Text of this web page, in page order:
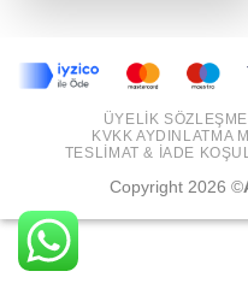
ÜYELIK
KVKK AYDINLATMA
TESLIMAT & İADE
Copyright 2026 ©